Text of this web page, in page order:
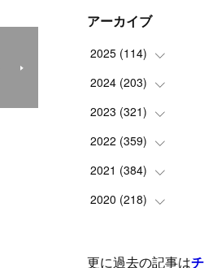
アーカイブ
2025 (114)
(1)
(8)
(6)
(9)
(5 )
15
2024 (203)
(24)
(10)
(18)
(17)
16
2023 (321)
(25)
(17)
(35)
33 )
2022 (359)
(42)
(37)
(31)
2021 (384)
(9)
(39)
2020 (218)
(24)
更に過去の記事は